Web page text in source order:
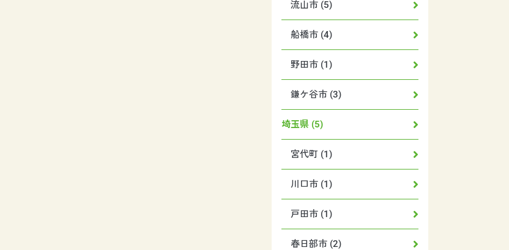
流山市 (5)
船橋市 (4)
野田市 (1)
鎌ケ谷市 (3)
埼玉県 (5)
宮代町 (1)
川口市 (1)
戸田市 (1)
春日部市 (2)